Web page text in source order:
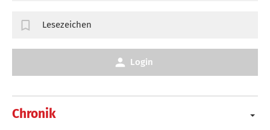
Chronik
Lesezeichen
Login